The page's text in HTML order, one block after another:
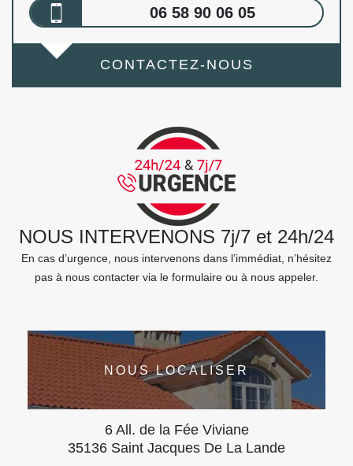
06 58 90 06 05
CONTACTEZ-NOUS
NOUS INTERVENONS 7j/7 et 24h/24
En cas d’urgence, nous intervenons dans l’immédiat, n’hésitez
pas à nous contacter via le formulaire ou à nous appeler.
NOUS LOCALISER
6 All. de la Fée Viviane
35136 Saint Jacques De La Lande